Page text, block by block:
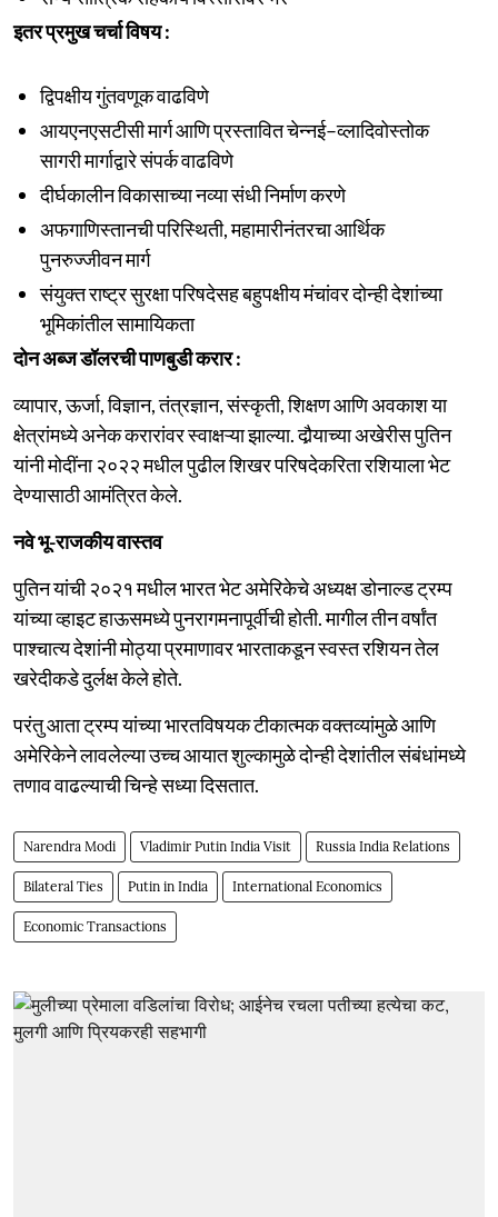
इतर प्रमुख चर्चा विषय :
द्विपक्षीय गुंतवणूक वाढविणे
आयएनएसटीसी मार्ग आणि प्रस्तावित चेन्नई–व्लादिवोस्तोक
सागरी मार्गाद्वारे संपर्क वाढविणे
दीर्घकालीन विकासाच्या नव्या संधी निर्माण करणे
अफगाणिस्तानची परिस्थिती, महामारीनंतरचा आर्थिक
पुनरुज्जीवन मार्ग
संयुक्त राष्ट्र सुरक्षा परिषदेसह बहुपक्षीय मंचांवर दोन्ही देशांच्या
भूमिकांतील सामायिकता
दोन अब्ज डॉलरची पाणबुडी करार :
व्यापार, ऊर्जा, विज्ञान, तंत्रज्ञान, संस्कृती, शिक्षण आणि अवकाश या
क्षेत्रांमध्ये अनेक करारांवर स्वाक्षऱ्या झाल्या. दौर्‍याच्या अखेरीस पुतिन
यांनी मोदींना २०२२ मधील पुढील शिखर परिषदेकरिता रशियाला भेट
देण्यासाठी आमंत्रित केले.
नवे भू-राजकीय वास्तव
पुतिन यांची २०२१ मधील भारत भेट अमेरिकेचे अध्यक्ष डोनाल्ड ट्रम्प
यांच्या व्हाइट हाऊसमध्ये पुनरागमनापूर्वीची होती. मागील तीन वर्षांत
पाश्चात्य देशांनी मोठ्या प्रमाणावर भारताकडून स्वस्त रशियन तेल
खरेदीकडे दुर्लक्ष केले होते.
परंतु आता ट्रम्प यांच्या भारतविषयक टीकात्मक वक्तव्यांमुळे आणि
अमेरिकेने लावलेल्या उच्च आयात शुल्कामुळे दोन्ही देशांतील संबंधांमध्ये
तणाव वाढल्याची चिन्हे सध्या दिसतात.
Narendra Modi Vladimir Putin India Visit Russia India Relations
Bilateral Ties Putin in India International Economics
Economic Transactions